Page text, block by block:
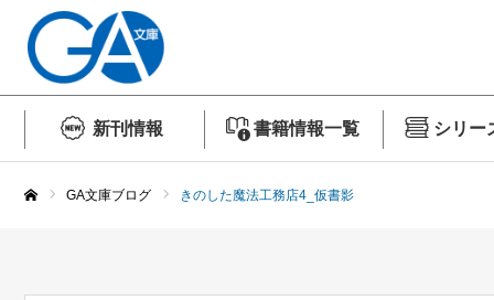
新刊情報 書籍情報一覧 シリー
GA文庫ブログ きのした魔法工務店4_仮書影